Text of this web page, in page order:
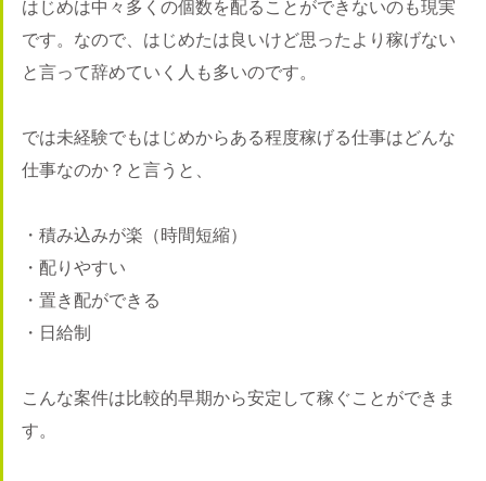
はじめは中々多くの個数を配ることができないのも現実
です。なので、はじめたは良いけど思ったより稼げない
と言って辞めていく人も多いのです。
では未経験でもはじめからある程度稼げる仕事はどんな
仕事なのか？と言うと、
・積み込みが楽（時間短縮）
・配りやすい
・置き配ができる
・日給制
こんな案件は比較的早期から安定して稼ぐことができま
す。